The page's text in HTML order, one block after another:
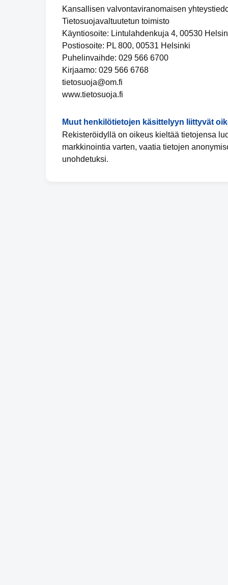
Kansallisen valvontaviranomaisen
Tietosuojavaltuutetun toimisto
Käyntiosoite: Lintulahdenkuja 4, 00530
Postiosoite: PL 800, 00531 Helsinki
Puhelinvaihde: 029 566 6700
Kirjaamo: 029 566 6768
tietosuoja@om.fi
www.tietosuoja.fi
Muut henkilötietojen käsittelyyn liittyvät
Rekisteröidyllä on oikeus kieltää tietojensa
markkinointia varten, vaatia tietojen
unohdetuksi.